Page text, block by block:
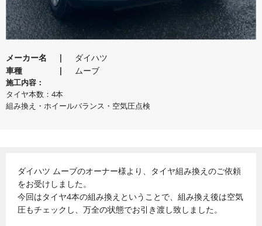
メーカー名
ダイハツ
車種
ムーブ
施工内容：
タイヤ本数：4本
組み換え・ホイールバランス・空気圧点検
ダイハツ ムーブのオーナー様より、タイヤ組み換えのご依頼
をお受けしました。
今回はタイヤ4本の組み換えということで、組み換え後は空気
圧もチェックし、万全の状態でお引き渡し致しました。